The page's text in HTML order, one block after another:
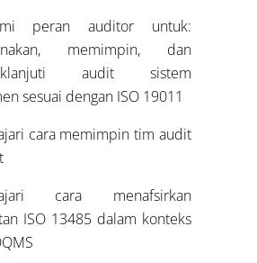
peran auditor untuk:
memimpin, dan
audit sistem
sesuai dengan ISO 19011
cara memimpin tim audit
cara menafsirkan
ISO 13485 dalam konteks